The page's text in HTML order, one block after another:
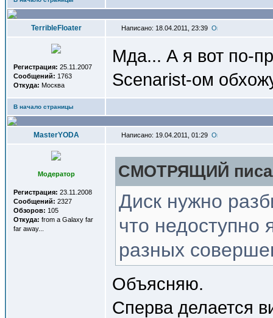
TerribleFloater Написано: 18.04.2011, 23:39
Регистрация: 25.11.2007
Сообщений: 1763
Откуда: Москва
Мда... А я вот по-
Scenarist-ом
В начало страницы
MasterYODA Написано: 19.04.2011, 01:29
Модератор
Регистрация: 23.11.2008
Сообщений: 2327
Обзоров: 105
Откуда: from a Galaxy far
far away...
СМОТРЯЩИЙ
Диск нужно
что недоступно
разных
Объясняю.
Сперва делается